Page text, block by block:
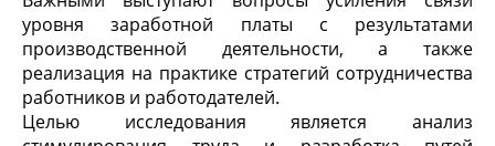
уровня заработной платы с результатами
производственной деятельности, а также
реализация на практике стратегий сотрудничества
работников и работодателей.
Целью исследования является анализ